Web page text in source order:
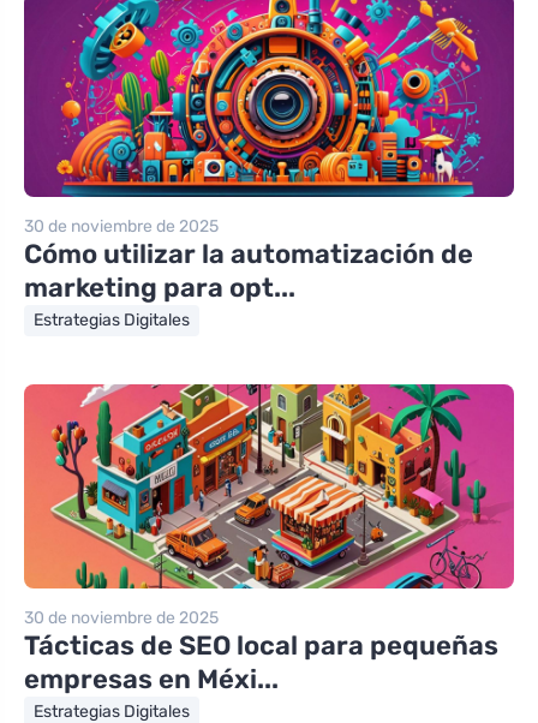
30 de noviembre de 2025
Cómo utilizar la automatización de
marketing para opt...
Estrategias Digitales
30 de noviembre de 2025
Tácticas de SEO local para pequeñas
empresas en Méxi...
Estrategias Digitales